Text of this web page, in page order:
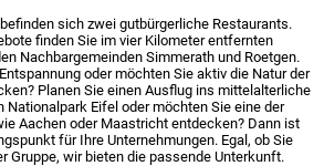
sich zwei gutbürgerliche Restaurants.
finden Sie im vier Kilometer entfernten
Nachbargemeinden Simmerath und Roetgen.
oder möchten Sie aktiv die Natur der
Planen Sie einen Ausflug ins mittelalterliche
Nationalpark Eifel oder möchten Sie eine der
Aachen oder Maastricht entdecken? Dann ist
für Ihre Unternehmungen. Egal, ob Sie
Gruppe, wir bieten die passende Unterkunft.